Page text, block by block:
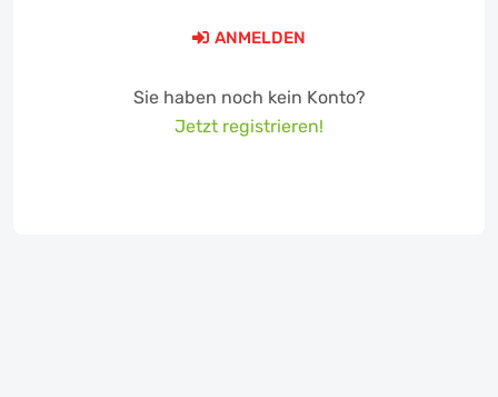
ANMELDEN
Sie haben noch kein Konto?
Jetzt registrieren!